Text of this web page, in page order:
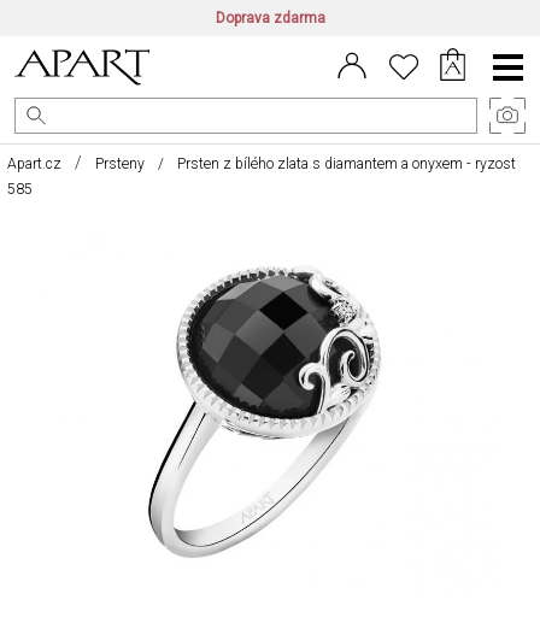
Doprava zdarma
CZ/CZK | EN/EUR PL/PLN
Main
Menu
Apart.cz Prsteny
Prsten z bílého zlata s diamantem a onyxem - ryzost
585